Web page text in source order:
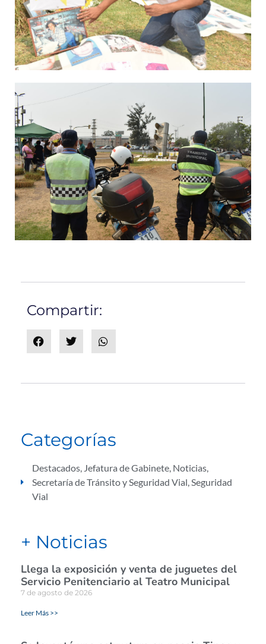
Compartir:
Categorías
Destacados, Jefatura de Gabinete, Noticias,
Secretaría de Tránsito y Seguridad Vial,Seguridad
Vial
+ Noticias
Llega la exposición y venta de juguetes del
Servicio Penitenciario al Teatro Municipal
7 de agosto de 2026
Leer Más >>